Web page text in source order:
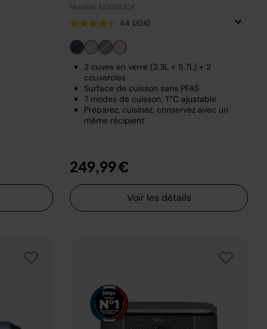
Modèle: AS101EUCY
4.4 (324)
2 cuves en verre (2.3L + 5.7L) + 2
couvercles
Surface de cuisson sans PFAS
7 modes de cuisson, T°C ajustable
Préparez, cuisinez, conservez avec un
même récipient
249,99 €
Voir les détails